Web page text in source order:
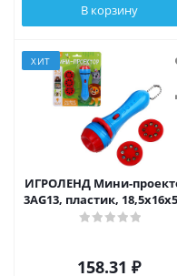
В корзину
ХИТ
ИГРОЛЕНД Мини-
3AG13, пластик,
158.31 ₽